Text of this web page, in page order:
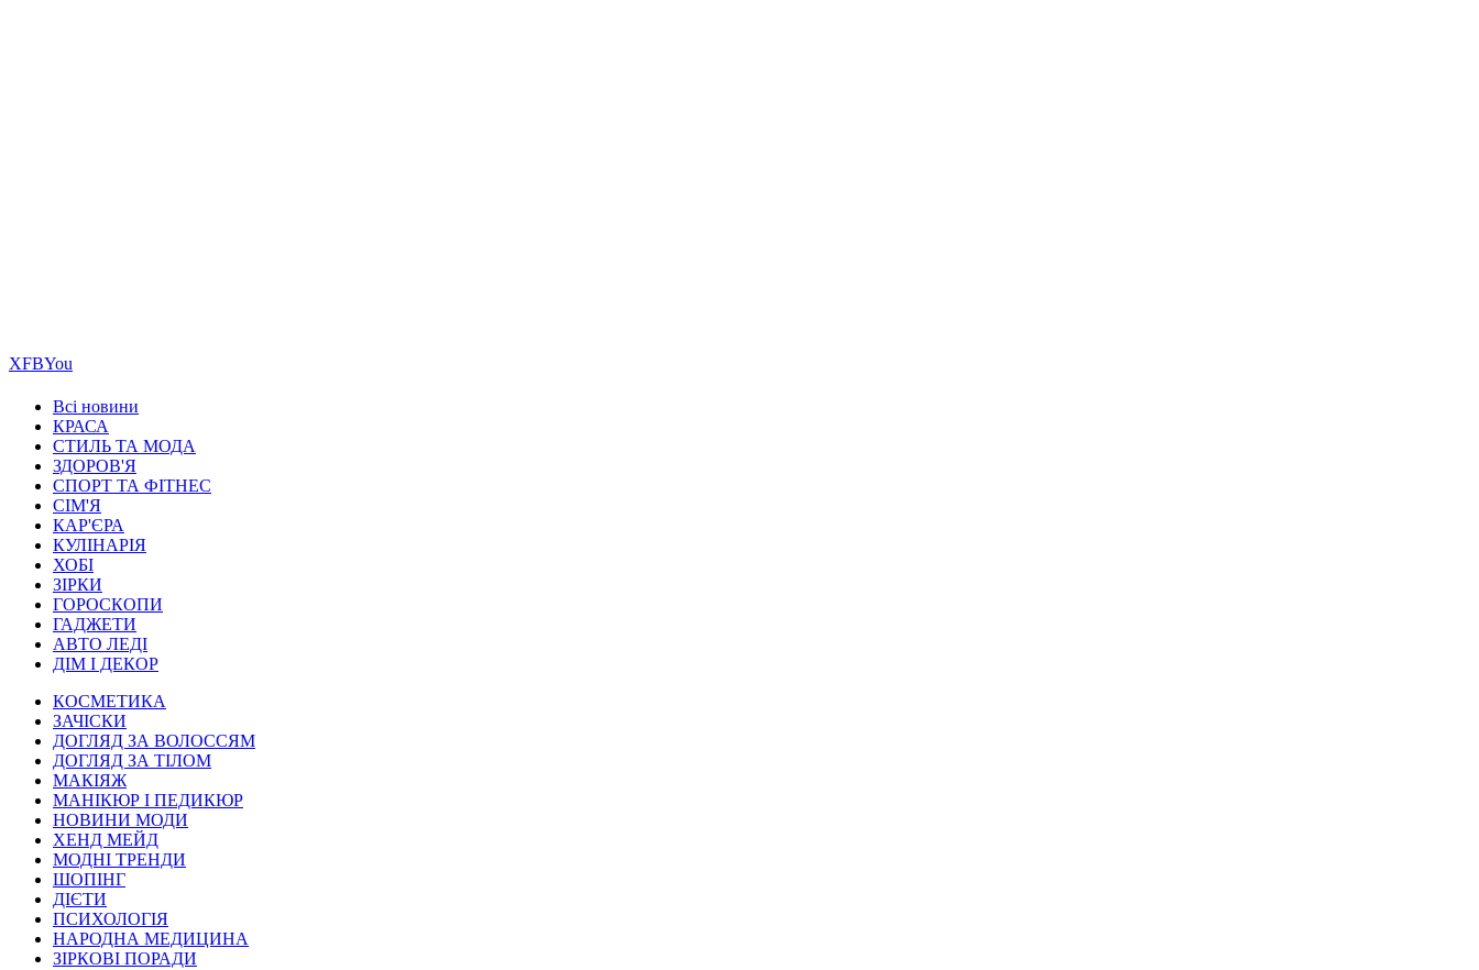
ХFBYou
Всі новини
КРАСА
СТИЛЬ ТА МОДА
ЗДОРОВ'Я
СПОРТ ТА ФІТНЕС
СІМ'Я
КАР'ЄРА
КУЛІНАРІЯ
ХОБІ
ЗІРКИ
ГОРОСКОПИ
ГАДЖЕТИ
АВТО ЛЕДІ
ДІМ І ДЕКОР
КОСМЕТИКА
ЗАЧІСКИ
ДОГЛЯД ЗА ВОЛОССЯМ
ДОГЛЯД ЗА ТІЛОМ
МАКІЯЖ
МАНІКЮР І ПЕДИКЮР
НОВИНИ МОДИ
ХЕНД МЕЙД
МОДНІ ТРЕНДИ
ШОПІНГ
ДІЄТИ
ПСИХОЛОГІЯ
НАРОДНА МЕДИЦИНА
ЗІРКОВІ ПОРАДИ